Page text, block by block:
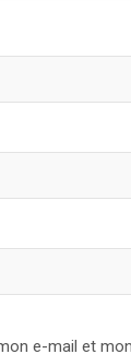
e-mail et